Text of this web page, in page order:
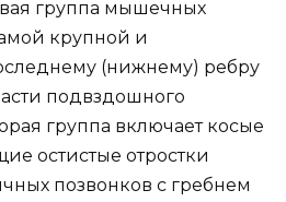
группа мышечных
крупной и
(нижнему) ребру
подвздошного
группа включает косые
остистые отростки
позвонков с гребнем